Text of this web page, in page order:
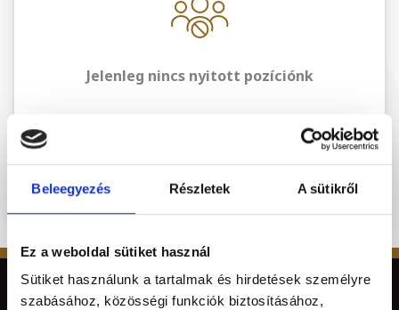
Beleegyezés Részletek A sütikről
Ez a weboldal sütiket használ
Sütiket használunk a tartalmak és hirdetések személyre
szabásához, közösségi funkciók biztosításához,
Jelenleg nincs nyitott pozíciónk